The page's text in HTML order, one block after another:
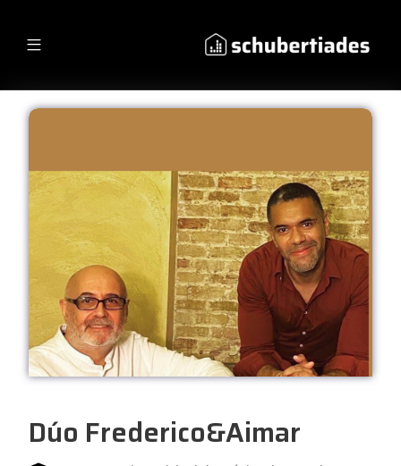
Dúo Frederico&Aimar